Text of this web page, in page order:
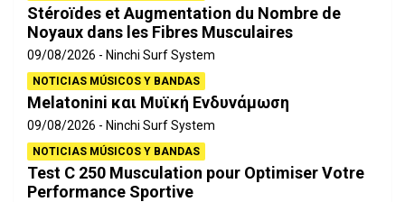
Stéroïdes et Augmentation du Nombre de
Noyaux dans les Fibres Musculaires
09/08/2026 Ninchi Surf System
NOTICIAS MÚSICOS Y BANDAS
Melatonini και Μυϊκή Ενδυνάμωση
09/08/2026 Ninchi Surf System
NOTICIAS MÚSICOS Y BANDAS
Test C 250 Musculation pour Optimiser Votre
Performance Sportive